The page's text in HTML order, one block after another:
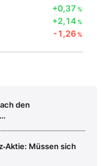
+0,37 %
+2,14%
-1,26%
den
Müssen sich